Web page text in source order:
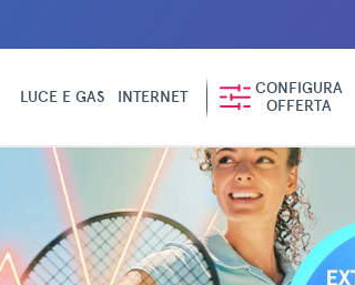
LUCE E GAS INTERNET
CONFIGURA
OFFERTA